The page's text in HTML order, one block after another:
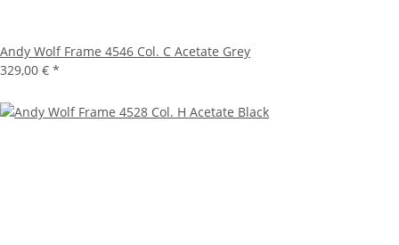
Andy Wolf Frame 4546 Col. C Acetate Grey
329,00 € *